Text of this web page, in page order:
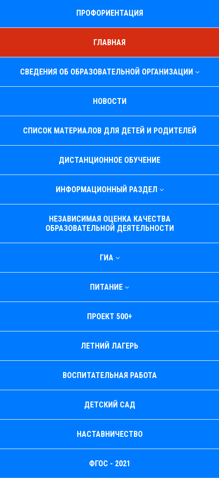
ПРОФОРИЕНТАЦИЯ
ГЛАВНАЯ
СВЕДЕНИЯ ОБ ОБРАЗОВАТЕЛЬНОЙ ОРГАНИЗАЦИИ
НОВОСТИ
СПИСОК МАТЕРИАЛОВ ДЛЯ ДЕТЕЙ И РОДИТЕЛЕЙ
ДИСТАНЦИОННОЕ ОБУЧЕНИЕ
ИНФОРМАЦИОННЫЙ РАЗДЕЛ
НЕЗАВИСИМАЯ ОЦЕНКА КАЧЕСТВА
ОБРАЗОВАТЕЛЬНОЙ ДЕЯТЕЛЬНОСТИ
ГИА
ПИТАНИЕ
ПРОЕКТ 500+
ЛЕТНИЙ ЛАГЕРЬ
ВОСПИТАТЕЛЬНАЯ РАБОТА
ДЕТСКИЙ САД
НАСТАВНИЧЕСТВО
ФГОС - 2021